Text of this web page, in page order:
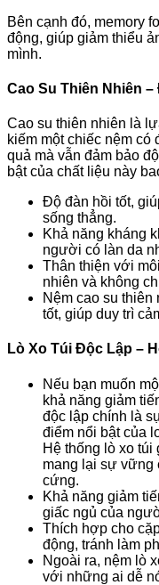
Bên cạnh đó, memory
động, giúp giảm thiểu
mình.
Cao Su Thiên Nhiên
Cao su thiên nhiên là
kiếm một chiếc nệm
quả mà vẫn đảm bảo
bật của chất liệu này
Độ đàn hồi tốt,
sống thẳng.
Khả năng kháng
người có làn da
Thân thiện với
nhiên và không
Nệm cao su thiên
tốt, giúp duy trì
Lò Xo Túi Độc Lập –
Nếu bạn muốn
khả năng giảm
độc lập chính là
điểm nổi bật của
Hệ thống lò xo
mang lại sự vững
cứng.
Khả năng giảm
giấc ngủ của
Thích hợp cho
động, tránh làm
Ngoài ra, nệm lò
với những ai dễ